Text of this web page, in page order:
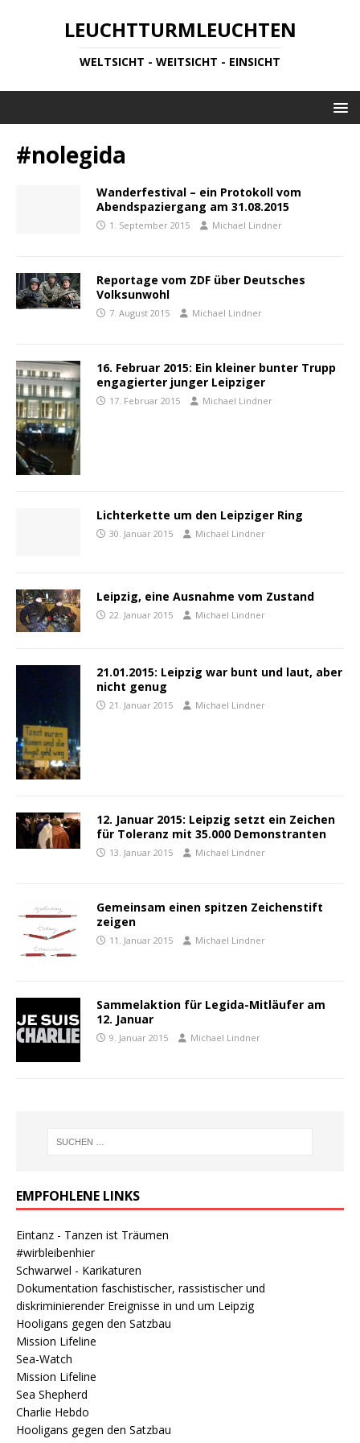
LEUCHTTURMLEUCHTEN
WELTSICHT - WEITSICHT - EINSICHT
#nolegida
Wanderfestival – ein Protokoll vom
Abendspaziergang am 31.08.2015
1. September 2015 Michael Lindner
Reportage vom ZDF über Deutsches
Volksunwohl
7. August 2015 Michael Lindner
16. Februar 2015: Ein kleiner bunter Trupp
engagierter junger Leipziger
17. Februar 2015 Michael Lindner
Lichterkette um den Leipziger Ring
30. Januar 2015 Michael Lindner
Leipzig, eine Ausnahme vom Zustand
22. Januar 2015 Michael Lindner
21.01.2015: Leipzig war bunt und laut, aber
nicht genug
21. Januar 2015 Michael Lindner
12. Januar 2015: Leipzig setzt ein Zeichen
für Toleranz mit 35.000 Demonstranten
13. Januar 2015 Michael Lindner
Gemeinsam einen spitzen Zeichenstift
zeigen
11. Januar 2015 Michael Lindner
Sammelaktion für Legida-Mitläufer am
12. Januar
9. Januar 2015 Michael Lindner
EMPFOHLENE LINKS
Eintanz - Tanzen ist Träumen
#wirbleibenhier
Schwarwel - Karikaturen
Dokumentation faschistischer, rassistischer und
diskriminierender Ereignisse in und um Leipzig
Hooligans gegen den Satzbau
Mission Lifeline
Sea-Watch
Mission Lifeline
Sea Shepherd
Charlie Hebdo
Hooligans gegen den Satzbau